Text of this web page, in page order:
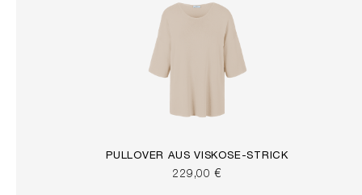
PULLOVER AUS VISKOSE-STRICK
229,00 €